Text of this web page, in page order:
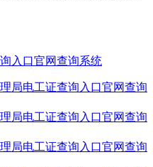
入口官网查询系统